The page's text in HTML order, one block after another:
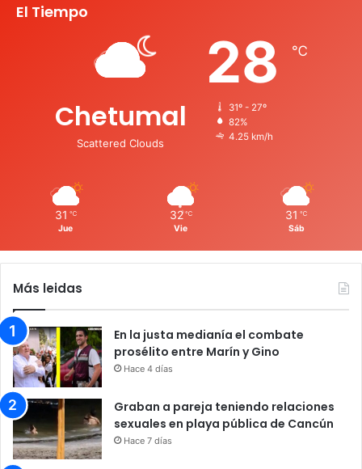
El Tiempo
Chetumal
Scattered Clouds
28 ℃
31º - 27º
82%
4.25 km/h
31 ℃
Jue
32 ℃
Vie
31 ℃
Sáb
Más leidas
En la justa medianía el combate
prosélito entre Marín y Gino
Hace 4 días
Graban a pareja teniendo relaciones
sexuales en playa pública de Cancún
Hace 7 días